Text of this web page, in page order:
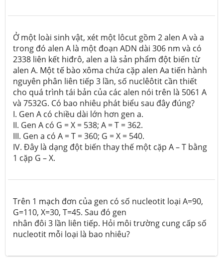
Ở một loài sinh vật, xét một lôcut gồm 2 alen A và a
trong đó alen A là một đoạn ADN dài 306 nm và có
2338 liên kết hiđrô, alen a là sản phẩm đột biến từ
alen A. Một tế bào xôma chứa cặp alen Aa tiến hành
nguyên phân liên tiếp 3 lần, số nuclêôtit cần thiết
cho quá trình tái bản của các alen nói trên là 5061 A
và 7532G. Có bao nhiêu phát biểu sau đây đúng?
I. Gen A có chiều dài lớn hơn gen a.
II. Gen A có G = X = 538; A = T = 362.
III. Gen a có A = T = 360; G = X = 540.
IV. Đây là dạng đột biến thay thế một cặp A – T bằng
1 cặp G – X.
Trên 1 mạch đơn của gen có số nucleotit loại A=90,
G=110, X=30, T=45. Sau đó gen
nhân đôi 3 lần liên tiếp. Hỏi môi trường cung cấp số
nucleotit mỗi loại là bao nhiêu?